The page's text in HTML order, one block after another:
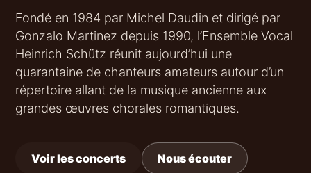
Fondé en 1984 par Michel Daudin et dirigé par
Gonzalo Martinez depuis 1990, l’Ensemble Vocal
Heinrich Schütz réunit aujourd’hui une
quarantaine de chanteurs amateurs autour d’un
répertoire allant de la musique ancienne aux
grandes œuvres chorales romantiques.
Voir les concerts Nous écouter